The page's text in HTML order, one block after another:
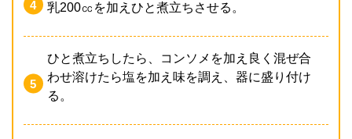
乳200㏄を加えひと煮立ちさせる。
ひと煮立ちしたら、コンソメを加え良く混ぜ合
わせ溶けたら塩を加え味を調え、器に盛り付け
る。